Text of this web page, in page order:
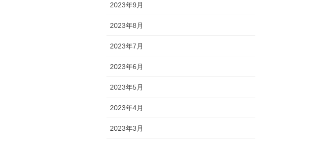
2023年9月
2023年8月
2023年7月
2023年6月
2023年5月
2023年4月
2023年3月